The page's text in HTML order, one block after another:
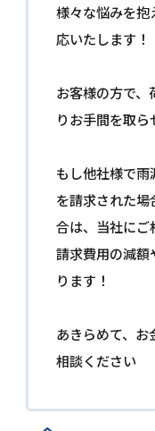
様々な悩みを抱
応いたします！
お客様の方で、
りお手間を取ら
もし他社様で雨
を請求された
合は、当社にご
請求費用の減額
ります！
あきらめて、
相談ください